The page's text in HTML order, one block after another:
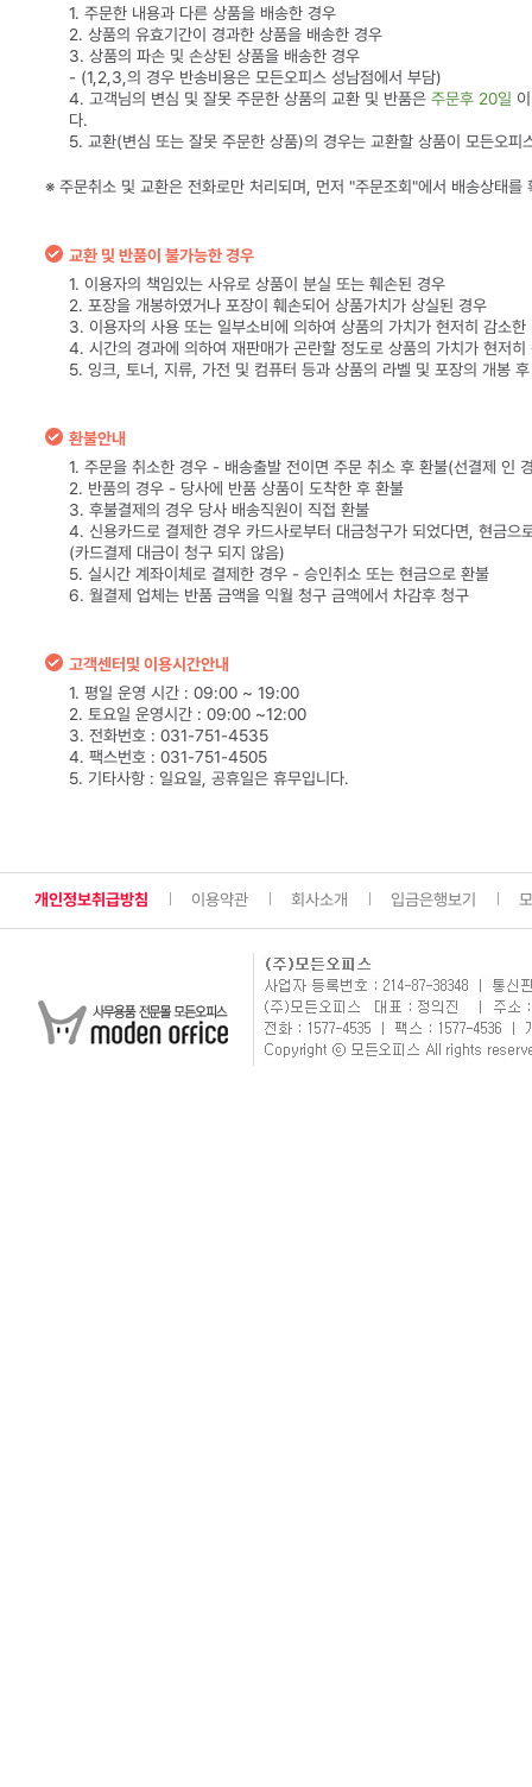
1. 주문한 내용과 다른 상품을 배송한 경우
2. 상품의 유효기간이 경과한 상품을 배송한 경우
3. 상품의 파손 및 손상된 상품을 배송한 경우
- (1,2,3,의 경우 반송비용은 모든오피스 성남점에서 부담)
4. 고객님의 변심 및 잘못 주문한 상품의 교환 및 반품은 주문후 20일
다.
5. 교환(변심 또는 잘못 주문한 상품)의 경우는 교환할 상품이 모든오피
※ 주문취소 및 교환은 전화로만 처리되며, 먼저 "주문조회"에서 배송상태를
교환 및 반품이 불가능한 경우
1. 이용자의 책임있는 사유로 상품이 분실 또는 훼손된 경우
2. 포장을 개봉하였거나 포장이 훼손되어 상품가치가 상실된 경우
3. 이용자의 사용 또는 일부소비에 의하여 상품의 가치가 현저히 감소한
4. 시간의 경과에 의하여 재판매가 곤란할 정도로 상품의 가치가 현저히
5. 잉크, 토너, 지류, 가전 및 컴퓨터 등과 상품의 라벨 및 포장의 개봉
환불안내
1. 주문을 취소한 경우 - 배송출발 전이면 주문 취소 후 환불(선결제 인
2. 반품의 경우 - 당사에 반품 상품이 도착한 후 환불
3. 후불결제의 경우 당사 배송직원이 직접 환불
4. 신용카드로 결제한 경우 카드사로부터 대금청구가 되었다면, 현금
(카드결제 대금이 청구 되지 않음)
5. 실시간 계좌이체로 결제한 경우 - 승인취소 또는 현금으로 환불
6. 월결제 업체는 반품 금액을 익월 청구 금액에서 차감후 청구
고객센터및 이용시간안내
1. 평일 운영 시간 : 09:00 ~ 19:00
2. 토요일 운영시간 : 09:00 ~12:00
3. 전화번호 : 031-751-4535
4. 팩스번호 : 031-751-4505
5. 기타사항 : 일요일, 공휴일은 휴무입니다.
개인정보취급방침 이용약관 회사소개 입금은행보기